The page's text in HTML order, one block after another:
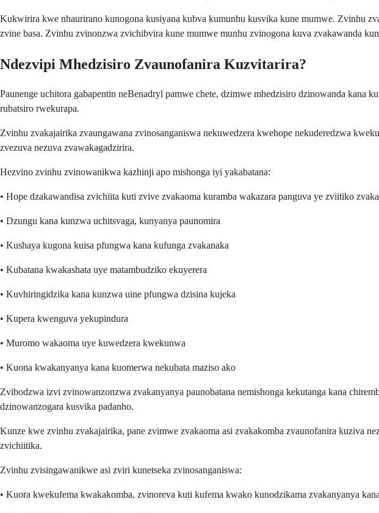
Kukwirira kwe nhaurirano kunogona kusiyana kubva kumunhu kusvika kune mumwe. Zvinhu
zvine basa. Zvinhu zvinonzwa zvichibvira kune mumwe munhu zvinogona kuva zvakawanda
Ndezvipi Mhedzisiro Zvaunofanira Kuzvitarira?
Paunenge uchitora gabapentin neBenadryl pamwe chete, dzimwe mhedzisiro dzinowanda
rubatsiro rwekurapa.
Zvinhu zvakajairika zvaungawana zvinosanganiswa nekuwedzera kwehope nekuderedzwa
zvezuva nezuva zvawakagadzirira.
Hezvino zvinhu zvinowanikwa kazhinji apo mishonga iyi yakabatana:
• Hope dzakawandisa zvichiita kuti zvive zvakaoma kuramba wakazara panguva ye zviitiko
• Dzungu kana kunzwa uchitsvaga, kunyanya paunomira
• Kushaya kugona kuisa pfungwa kana kufunga zvakanaka
• Kubatana kwakashata uye matambudziko ekuyerera
• Kuvhiringidzika kana kunzwa uine pfungwa dzisina kujeka
• Kupera kwenguva yekupindura
• Muromo wakaoma uye kuwedzera kwekunwa
• Kuona kwakanyanya kana kuomerwa nekubata maziso ako
Zvibodzwa izvi zvinowanzonzwa zvakanyanya paunobatana nemishonga kekutanga kana
dzinowanzogara kusvika padanho.
Kunze kwe zvinhu zvakajairika, pane zvimwe zvakaoma asi zvakakomba zvaunofanira kuziva
zvichiitika.
Zvinhu zvisingawanikwe asi zviri kunetseka zvinosanganiswa:
• Kuora kwekufema kwakakomba, zvinoreva kuti kufema kwako kunodzikama zvakanyanya